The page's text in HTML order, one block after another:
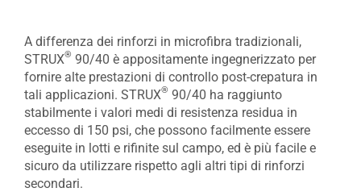
A differenza dei rinforzi in microfibra tradizionali,
STRUX® 90/40 è appositamente ingegnerizzato per
fornire alte prestazioni di controllo post-crepatura in
tali applicazioni. STRUX® 90/40 ha raggiunto
stabilmente i valori medi di resistenza residua in
eccesso di 150 psi, che possono facilmente essere
eseguite in lotti e rifinite sul campo, ed è più facile e
sicuro da utilizzare rispetto agli altri tipi di rinforzi
secondari.